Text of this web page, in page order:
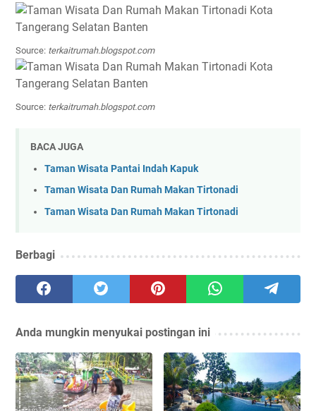
Source: terkaitrumah.blogspot.com
Source: terkaitrumah.blogspot.com
BACA JUGA
Taman Wisata Pantai Indah Kapuk
Taman Wisata Dan Rumah Makan Tirtonadi
Taman Wisata Dan Rumah Makan Tirtonadi
Berbagi
Anda mungkin menyukai postingan ini